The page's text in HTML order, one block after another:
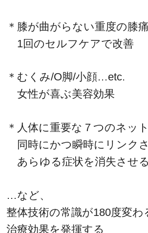
＊膝が曲がらない重度の膝
1回のセルフケアで改善
＊むくみ/O脚/小顔…etc.
女性が喜ぶ美容効果
＊人体に重要な７つのネッ
同時にかつ瞬時にリンクさ
あらゆる症状を消失させ
…など、
整体技術の常識が180度変わ
治療効果を発揮する